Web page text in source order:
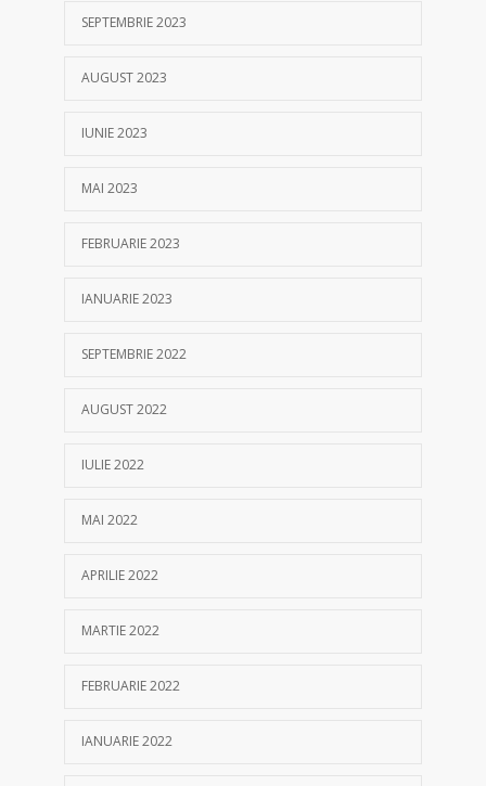
SEPTEMBRIE 2023
AUGUST 2023
IUNIE 2023
MAI 2023
FEBRUARIE 2023
IANUARIE 2023
SEPTEMBRIE 2022
AUGUST 2022
IULIE 2022
MAI 2022
APRILIE 2022
MARTIE 2022
FEBRUARIE 2022
IANUARIE 2022